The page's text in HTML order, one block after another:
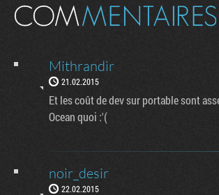
Mithrandir
21.02.2015
Et les coût de dev sur portable sont
Ocean quoi :'(
noir_desir
22.02.2015